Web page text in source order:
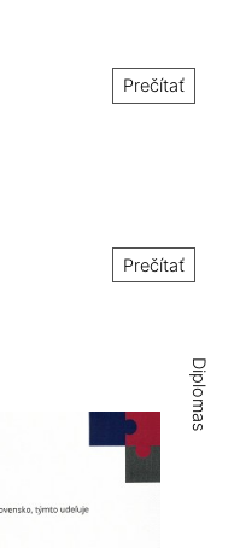
Prečítať
Prečítať
Diplomas